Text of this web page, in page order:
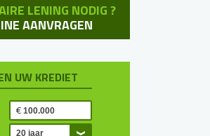
LENING NODIG ?
AANVRAGEN
UW KREDIET
20 jaar